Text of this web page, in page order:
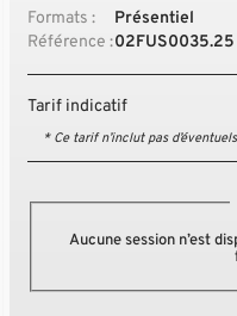
Formats :
Présentiel
Référence :02FUS0035.25
Tarif indicatif
* Ce tarif n’inclut pas
Aucune session n’est